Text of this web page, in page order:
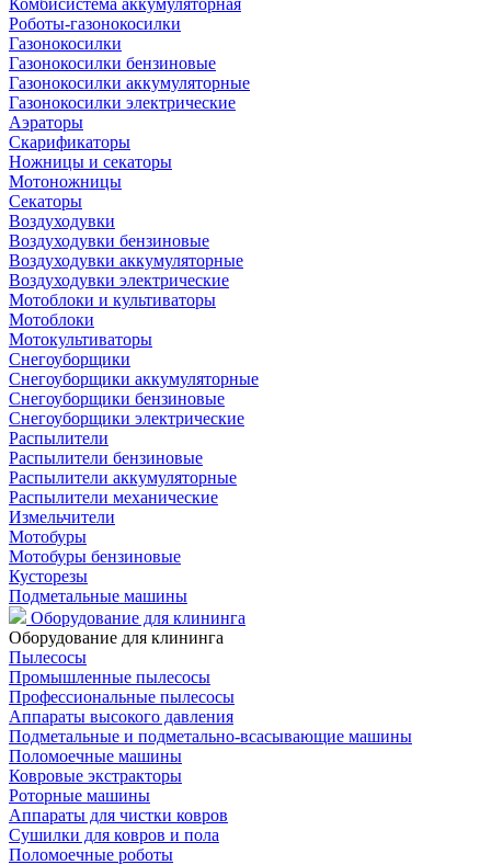
Комбисистема аккумуляторная
Роботы-газонокосилки
Газонокосилки
Газонокосилки бензиновые
Газонокосилки аккумуляторные
Газонокосилки электрические
Аэраторы
Скарификаторы
Ножницы и секаторы
Мотоножницы
Секаторы
Воздуходувки
Воздуходувки бензиновые
Воздуходувки аккумуляторные
Воздуходувки электрические
Мотоблоки и культиваторы
Мотоблоки
Мотокультиваторы
Снегоуборщики
Снегоуборщики аккумуляторные
Снегоуборщики бензиновые
Снегоуборщики электрические
Распылители
Распылители бензиновые
Распылители аккумуляторные
Распылители механические
Измельчители
Мотобуры
Мотобуры бензиновые
Кусторезы
Подметальные машины
Оборудование для клининга
Оборудование для клининга
Пылесосы
Промышленные пылесосы
Профессиональные пылесосы
Аппараты высокого давления
Подметальные и подметально-всасывающие машины
Поломоечные машины
Ковровые экстракторы
Роторные машины
Аппараты для чистки ковров
Сушилки для ковров и пола
Поломоечные роботы